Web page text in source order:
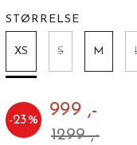
STØRRELSE
XS S M
-23% 999 ,-
1299 ,-